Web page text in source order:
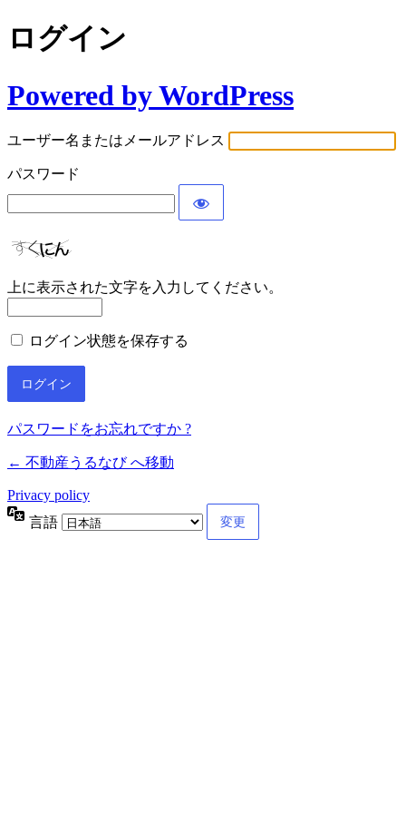
ログイン
Powered by WordPress
ユーザー名またはメールアドレス
パスワード
上に表示された文字を入力してください。
ログイン状態を保存する
パスワードをお忘れですか ?
← 不動産うるなび へ移動
Privacy policy
言語